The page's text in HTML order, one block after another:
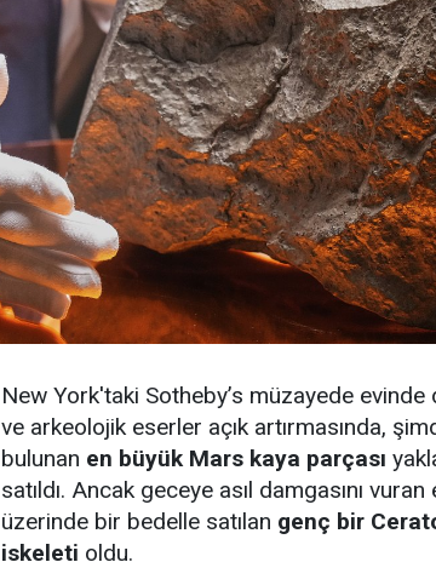
New York'taki Sotheby’s müzayede
ve arkeolojik eserler açık artırmasında,
bulunan en büyük Mars kaya parçası
satıldı. Ancak geceye asıl damgasını vuran
üzerinde bir bedelle satılan genç bir
iskeleti oldu.